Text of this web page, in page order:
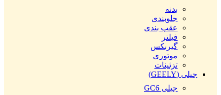
بدنه
جلوبندی
عقب بندی
فیلتر
گیربکس
موتوری
تزئینات
جیلی (GEELY)
جیلی GC6